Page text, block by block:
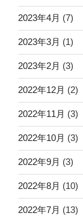
2023年4月 (7)
2023年3月 (1)
2023年2月 (3)
2022年12月 (2)
2022年11月 (3)
2022年10月 (3)
2022年9月 (3)
2022年8月 (10)
2022年7月 (13)